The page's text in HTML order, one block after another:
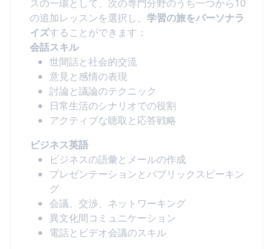
スの一環として、次の専門分野のうち一つから10
の追加レッスンを選択し、 学習の旅をパーソナラ
イズすることができます：
会話スキル
世間話と社会的交流
意見と感情の表現
討論と議論のテクニック
日常生活のシナリオでの役割
アクティブな聴取と応答戦略
ビジネス英語
ビジネスの語彙とメールの作成
プレゼンテーションとパブリックスピーキン
グ
会議、交渉、ネットワーキング
異文化間コミュニケーション
電話とビデオ会議のスキル